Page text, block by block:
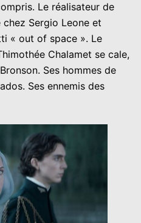
Le réalisateur de
Sergio Leone et
« out of space ». Le
Chalamet se cale,
Ses hommes de
Ses ennemis des